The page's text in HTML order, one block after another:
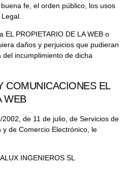
fe, el orden público, los usos
PROPIETARIO DE LA WEB o
daños y perjuicios que pudieran
incumplimiento de dicha
COMUNICACIONES EL
WEB
de 11 de julio, de Servicios de
de Comercio Electrónico, le
INGENIEROS SL